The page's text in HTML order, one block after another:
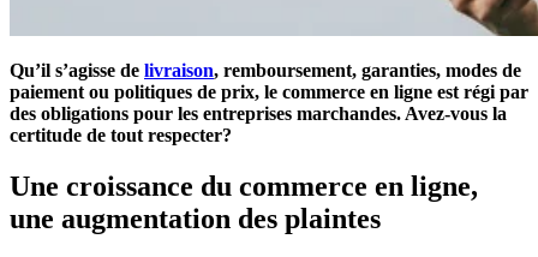
Qu’il s’agisse de livraison, remboursement, garanties, modes de
paiement ou politiques de prix, le commerce en ligne est régi par
des obligations pour les entreprises marchandes. Avez-vous la
certitude de tout respecter?
Une croissance du commerce en ligne,
une augmentation des plaintes